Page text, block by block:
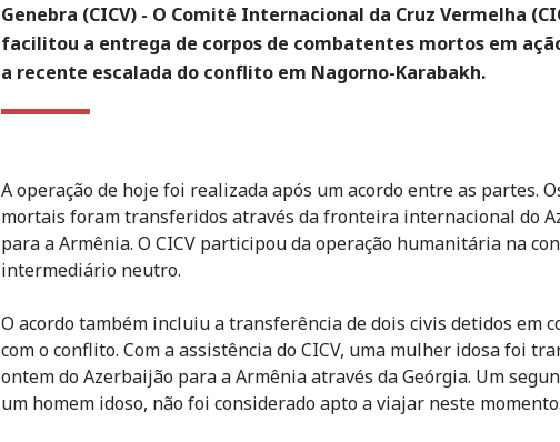
Genebra (CICV) - O Comitê Internacional da Cruz Vermelha
facilitou a entrega de corpos de combatentes mortos em
a recente escalada do conflito em Nagorno-Karabakh.
A operação de hoje foi realizada após um acordo entre as partes.
mortais foram transferidos através da fronteira internacional do
para a Armênia. O CICV participou da operação humanitária na
intermediário neutro.
O acordo também incluiu a transferência de dois civis detidos em
com o conflito. Com a assistência do CICV, uma mulher idosa foi
ontem do Azerbaijão para a Armênia através da Geórgia. Um
um homem idoso, não foi considerado apto a viajar neste momento.